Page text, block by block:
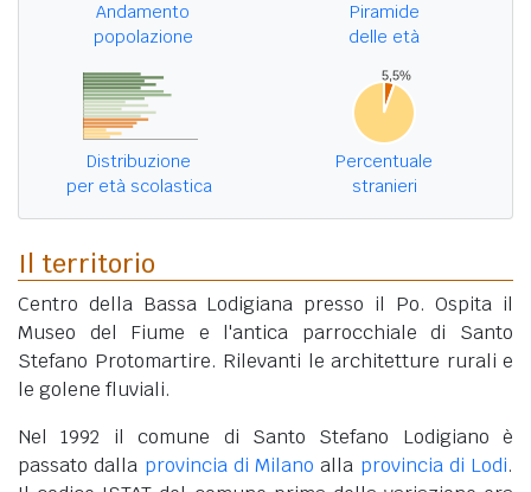
Andamento
popolazione
Piramide
delle età
Distribuzione
per età scolastica
Percentuale
stranieri
Il territorio
Centro della Bassa Lodigiana presso il Po. Ospita il
Museo del Fiume e l'antica parrocchiale di Santo
Stefano Protomartire. Rilevanti le architetture rurali e
le golene fluviali.
Nel 1992 il comune di Santo Stefano Lodigiano è
passato dalla provincia di Milano alla provincia di Lodi.